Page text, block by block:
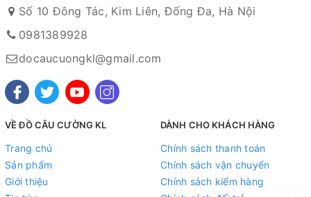
Số 10 Đông Tác, Kim Liên, Đống Đa, Hà Nội
0981389928
docaucuongkl@gmail.com
VỀ ĐỒ CÂU CƯỜNG KL
Trang chủ
Sản phẩm
Giới thiệu
DÀNH CHO KHÁCH HÀNG
Chính sách thanh toán
Chính sách vận chuyển
Chính sách kiểm hàng